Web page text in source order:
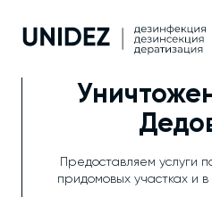
Предоставляем услуги
придомовых участках и